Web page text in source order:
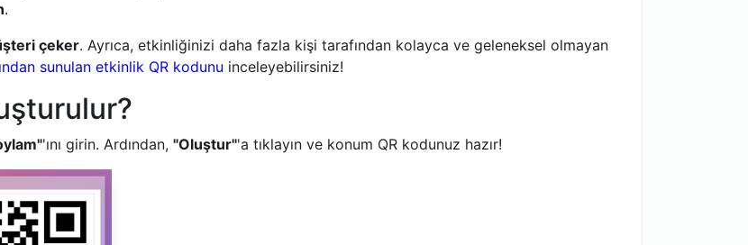
.
çeker. Ayrıca, etkinliğinizi daha fazla kişi tarafından kolayca ve geleneksel olmayan
sunulan etkinlik QR kodunu inceleyebilirsiniz!
'ını girin. Ardından, "Oluştur"'a tıklayın ve konum QR kodunuz hazır!